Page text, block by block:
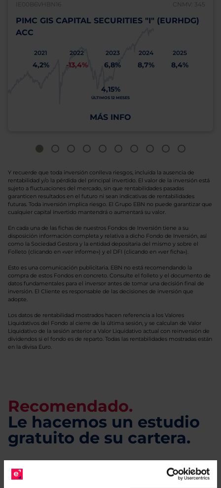
IE00B6VHBN16 CNMV: 345
PIMC GIS CAPITAL SECURITIES "I" (EURHDG)
ACC
2021
4,2%
2022
-13,4%
2023
6,8%
2024
8,7%
2025
8,4%
4,15%
ÚLTIMOS 12 MESES
MÁS INFO
Y recuerde que toda inversión conlleva riesgos, incluida la ausencia de
rentabilidad y/o la pérdida del principal invertido. El valor de la inversión está
sujeto a fluctuaciones del mercado, sin que rentabilidades pasadas
garanticen resultados en el futuro ni sean indicativas de rentabilidades
futuras. Toda inversión implica riesgo. El Grupo EBN no puede garantizar que
cualquier capital invertido mantendrá o aumentará su valor.
En cada una de las fichas de nuestros Fondos de Inversión tiene a su
disposición información completa y relativa a dicho Fondo de Inversión, así
como la Sociedad Gestora y la entidad depositaria del mismo y sobre el
Folleto (clicando en «ver informe») y el DFI (clicando en «ver ficha»).
Esto es una comunicación publicitaria. EBN no está recomendando la
compra de estos Fondos en concreto. Consulte el folleto y el documento de
datos fundamentales para el inversor antes de tomar una decisión final de
inversión. El Cliente es responsable de las decisiones de inversión que
adopte.
Los datos de rentabilidad mostrados hacen referencia a los Valores
Liquidativos del Fondo al cierre de la última sesión, y se calculan de Valor
Liquidativo de la sesión anterior a Valor Liquidativo actual con reinversión de
dividendos si el fondo es de reparto. Todas las rentabilidades mostradas están
en la divisa Euro.
Recomendado.
Le hacemos un estudio
gratuito de su cartera.
Descárguese el archivoe indíquenos los ISINs de
sus Fondos y nuestros expertos le enviarán un